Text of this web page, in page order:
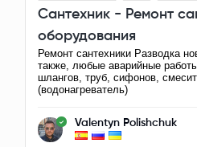
Сантехник - Ремонт
оборудования
Ремонт сантехники Разводка
также, любые аварийные
шлангов, труб, сифонов,
(водонагреватель)
Valentyn Polishchuk